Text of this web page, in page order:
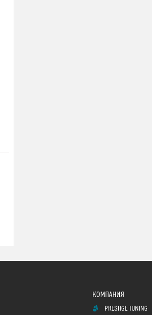
PRESTIGE TUNING